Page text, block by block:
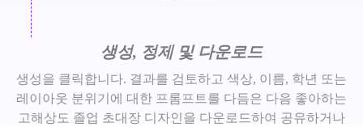
생성, 정제 및 다운로드
생성을 클릭합니다. 결과를 검토하고 색상, 이름, 학년 또는
레이아웃 분위기에 대한 프롬프트를 다듬은 다음 좋아하는
고해상도 졸업 초대장 디자인을 다운로드하여 공유하거나